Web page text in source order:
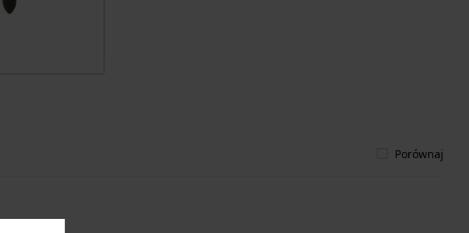
Porównaj